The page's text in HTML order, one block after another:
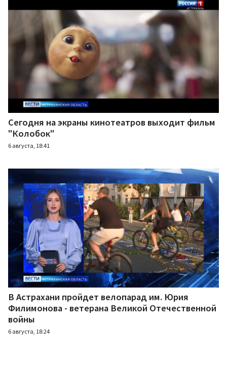
Сегодня на экраны кинотеатров выходит фильм
"Колобок"
6 августа, 18:41
В Астрахани пройдет велопарад им. Юрия
Филимонова - ветерана Великой Отечественной
войны
6 августа, 18:24